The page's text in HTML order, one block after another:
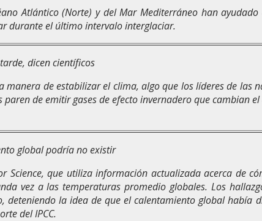
Atlántico (Norte) y del Mar Mediterráneo han
durante el último intervalo interglaciar.
dicen científicos
de estabilizar el clima, algo que los líderes de las
de emitir gases de efecto invernadero que cambian
global podría no existir
Science, que utiliza información actualizada acerca de
vez a las temperaturas promedio globales. Los
la idea de que el calentamiento global había
del IPCC.